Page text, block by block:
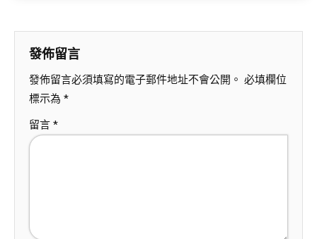
發佈留言
發佈留言必須填寫的電子郵件地址不會公開。 必填欄位
標示為 *
留言 *